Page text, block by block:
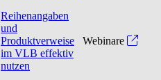
Reihenangaben
und
Produktverweise
im VLB effektiv
nutzen
Webinare